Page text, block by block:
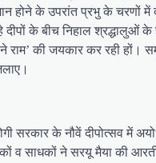
होने के उपरांत प्रभु के चरणों
के बीच निहाल श्रद्धालुओं के
की जयकार कर रही हों।
सरकार के नौवें दीपोत्सव
व साधकों ने सरयू मैया की